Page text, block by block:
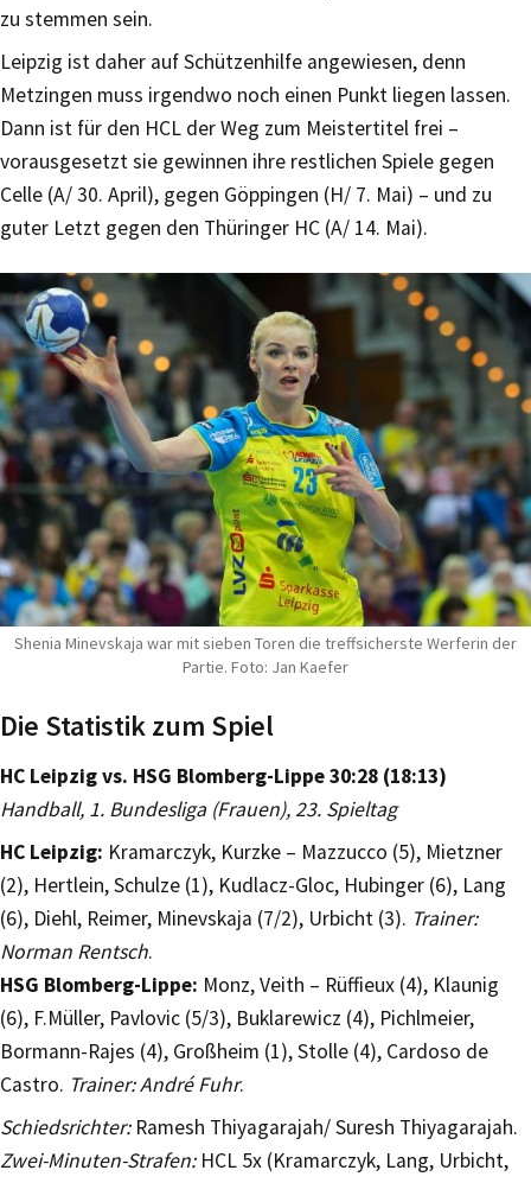
zu stemmen sein.
Leipzig ist daher auf Schützenhilfe angewiesen, denn
Metzingen muss irgendwo noch einen Punkt liegen lassen.
Dann ist für den HCL der Weg zum Meistertitel frei –
vorausgesetzt sie gewinnen ihre restlichen Spiele gegen
Celle (A/ 30. April), gegen Göppingen (H/ 7. Mai) – und zu
guter Letzt gegen den Thüringer HC (A/ 14. Mai).
Shenia Minevskaja war mit sieben Toren die treffsicherste Werferin der
Partie. Foto: Jan Kaefer
Die Statistik zum Spiel
HC Leipzig vs. HSG Blomberg-Lippe 30:28 (18:13)
Handball, 1. Bundesliga (Frauen), 23. Spieltag
HC Leipzig: Kramarczyk, Kurzke – Mazzucco (5), Mietzner
(2), Hertlein, Schulze (1), Kudlacz-Gloc, Hubinger (6), Lang
(6), Diehl, Reimer, Minevskaja (7/2), Urbicht (3). Trainer:
Norman Rentsch.
HSG Blomberg-Lippe: Monz, Veith – Rüffieux (4), Klaunig
(6), F.Müller, Pavlovic (5/3), Buklarewicz (4), Pichlmeier,
Bormann-Rajes (4), Großheim (1), Stolle (4), Cardoso de
Castro. Trainer: André Fuhr.
Schiedsrichter:Ramesh Thiyagarajah/ Suresh Thiyagarajah.
Zwei-Minuten-Strafen:HCL 5x (Kramarczyk, Lang, Urbicht,